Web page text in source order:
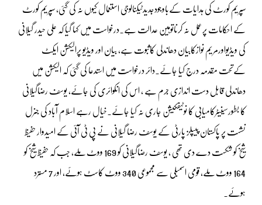
سپریم کورٹ کی ہدایات کےباوجودجدیدٹیکنالوجی استعمال کیوں نہ کی گئی، سپریم کورٹ
کے احکامات پرعمل نہ کرناتوہین عدالت ہے۔درخواست میں کہا گیا کہ علی حیدر گیلانی
کی ویڈیواورمریم نوازکابیان دھاندلی کاثبوت ہے، بیان اور ویڈیو پرالیکشن ایکٹ
کےتحت مقدمہ درج کیا جائے۔دائر درخواست میں استدعا کی گئی کہ الیکشن میں
دھاندلی قابل دست اندازی جرم ہے ، اس کی انکوائری کی جائے، یوسف رضاگیلانی
کا بطورسینیٹرکامیابی کا نوٹیفکیشن جاری نہ کیا جائے۔خیال رہے اسلام آباد کی جنرل
نشست پر پاکستان پیپلز پارٹی کے یوسف رضا گیلانی نے پی ٹی آئی کے امیدوار حفیظ
شیخ کو شکست دے دی تھی ، یوسف رضاگیلانی کو 169 ووٹ ملے، جب کہ حفیظ شیخ کو
164 ووٹ ملے، قومی اسمبلی سے مجموعی 340 ووٹ کاسٹ ہوئے، اور 7 مسترد
ہوئے۔